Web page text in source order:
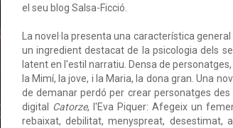
el seu blog Salsa-Ficció.
La novel·la presenta una característica
un ingredient destacat de la psicologia dels
latent en l'estil narratiu. Densa de
la Mimí, la jove, i la Maria, la dona gran. Una
de demanar perdó per crear personatges
digital Catorze, l'Eva Piquer: Afegeix un
rebaixat, debilitat, menyspreat,